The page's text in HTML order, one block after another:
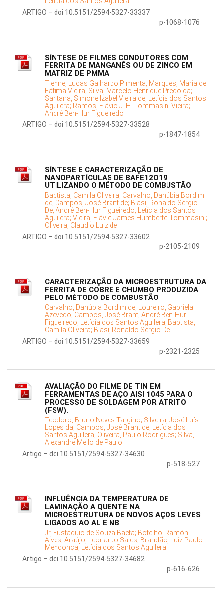
ARTIGO – doi 10.5151/2594-5327-33337
p-1068-1076
SÍNTESE DE FILMES CONDUTORES COM
FERRITA DE MANGANÊS OU DE ZINCO EM
MATRIZ DE PMMA
Tienne, Lucas Galhardo Pimenta; Marques, Maria de
Fátima Vieira; Silva, Marcelo Henrique Predo da;
Santana, Simone Izabel Vieira de; Letícia dos Santos
Aguilera; Ramos, Flávio J. H. Tommasini Vieira;
André Ben-Hur Figueiredo
ARTIGO – doi 10.5151/2594-5327-33528
p-1847-1854
SÍNTESE E CARACTERIZAÇÃO DE
NANOPARTÍCULAS DE BAFE12O19
UTILIZANDO O MÉTODO DE COMBUSTÃO
Baptista, Camila Oliveira; Carvalho, Danúbia Bordim
de; Campos, José Brant de; Biasi, Ronaldo Sérgio
De; André Ben-Hur Figueiredo; Letícia dos Santos
Aguilera; Vieira, Flávio James Humberto Tommasini;
Oliveira, Claudio Luiz de
ARTIGO – doi 10.5151/2594-5327-33602
p-2105-2109
CARACTERIZAÇÃO DA MICROESTRUTURA DA
FERRITA DE COBRE E CHUMBO PRODUZIDA
PELO MÉTODO DE COMBUSTÃO
Carvalho, Danúbia Bordim de; Loureiro, Gabriela
Azevedo; Campos, José Brant; André Ben-Hur
Figueiredo; Letícia dos Santos Aguilera; Baptista,
Camila Oliveira; Biasi, Ronaldo Sérgio De
ARTIGO – doi 10.5151/2594-5327-33659
p-2321-2325
AVALIAÇÃO DO FILME DE TIN EM
FERRAMENTAS DE AÇO AISI 1045 PARA O
PROCESSO DE SOLDAGEM POR ATRITO
(FSW).
Teodoro, Bruno Neves Targino; Silveira, José Luís
Lopes da; Campos, José Brant de; Letícia dos
Santos Aguilera; Oliveira, Paulo Rodrigues; Silva,
Alexandre Mello de Paulo
Artigo – doi 10.5151/2594-5327-34630
p-518-527
INFLUÊNCIA DA TEMPERATURA DE
LAMINAÇÃO A QUENTE NA
MICROESTRUTURA DE NOVOS AÇOS LEVES
LIGADOS AO AL E NB
Jr, Eustaquio de Souza Baeta; Botelho, Ramón
Alves; Araújo, Leonardo Sales; Brandão, Luiz Paulo
Mendonça; Letícia dos Santos Aguilera
Artigo – doi 10.5151/2594-5327-34682
p-616-626